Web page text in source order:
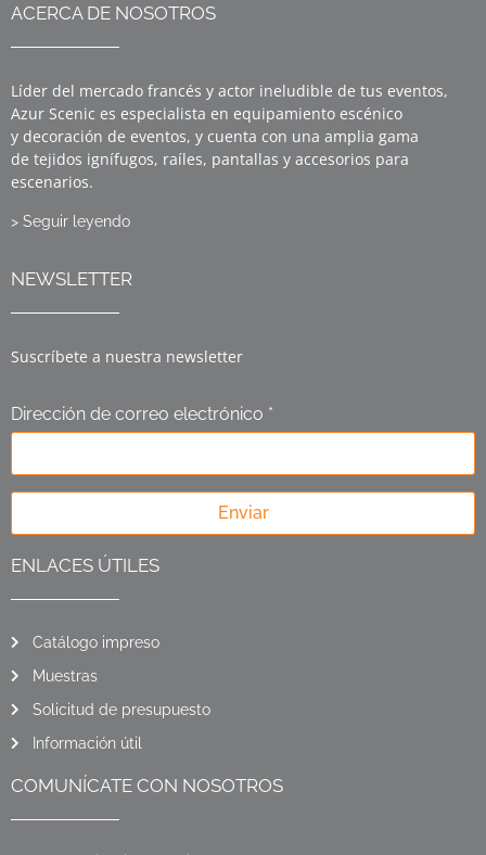
ACERCA DE NOSOTROS
Líder del mercado francés y actor ineludible de tus eventos,
Azur Scenic es especialista en equipamiento escénico
y decoración de eventos, y cuenta con una amplia gama
de tejidos ignífugos, raíles, pantallas y accesorios para
escenarios.
> Seguir leyendo
NEWSLETTER
Suscríbete a nuestra newsletter
Dirección de correo electrónico *
Enviar
ENLACES ÚTILES
Catálogo impreso
Muestras
Solicitud de presupuesto
Información útil
COMUNÍCATE CON NOSOTROS